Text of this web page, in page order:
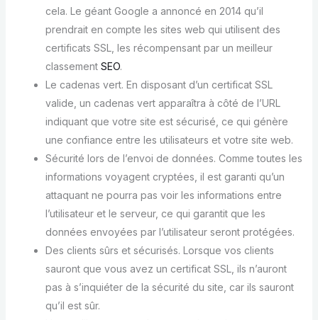
cela. Le géant Google a annoncé en 2014 qu’il
prendrait en compte les sites web qui utilisent des
certificats SSL, les récompensant par un meilleur
classement SEO.
Le cadenas vert. En disposant d’un certificat SSL
valide, un cadenas vert apparaîtra à côté de l’URL
indiquant que votre site est sécurisé, ce qui génère
une confiance entre les utilisateurs et votre site web.
Sécurité lors de l’envoi de données. Comme toutes les
informations voyagent cryptées, il est garanti qu’un
attaquant ne pourra pas voir les informations entre
l’utilisateur et le serveur, ce qui garantit que les
données envoyées par l’utilisateur seront protégées.
Des clients sûrs et sécurisés. Lorsque vos clients
sauront que vous avez un certificat SSL, ils n’auront
pas à s’inquiéter de la sécurité du site, car ils sauront
qu’il est sûr.